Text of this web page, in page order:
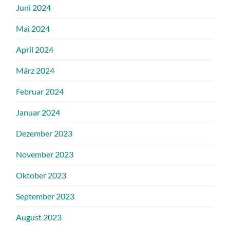
Juni 2024
Mai 2024
April 2024
März 2024
Februar 2024
Januar 2024
Dezember 2023
November 2023
Oktober 2023
September 2023
August 2023